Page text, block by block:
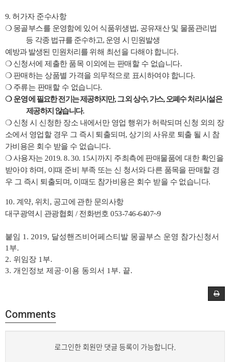
9.허가자 준수사항
❍ 몽골부스를 운영함에 있어 식품위생법, 공유재산 및 물품관리법
등 각종 법규를 준수하고, 운영 시 민원발생
예방과 발생된 민원처리를 위해 최선을 다해야 합니다.
❍ 신청서에 제출한 품목 이외에는 판매할 수 없습니다.
❍ 판매하는 상품별 가격을 의무적으로 표시하여야 합니다.
❍ 주류는 판매할 수 없습니다.
❍운영에 필요한 전기는 제공하지만,그 외 상수,가스, 오폐수 처리시설은
제공하지 않습니다.
❍ 신청 시 신청한 장소 내에서만 영업 행위가 허락되며 신청 외의 장
소에서 영업할 경우 그 즉시 퇴출되며,상기의 사유로 퇴출 될 시 참
가비용은 회수 받을 수 없습니다.
❍사용자는 2019. 8. 30. 15시까지 주최측에 판매물품에 대한 확인을
받아야 하며 , 이때 준비 부족 또는 신 청서와 다른 품목을 판매할 경
우 그 즉시 퇴출되며, 이때도 참가비용은 회수 받을 수 없습니다.
10. 계약, 위치 , 공고에 관한 문의사항
대구광역시 관광협회/ 전화번호053-746-6407~9
붙임 1. 2019, 달성핸즈비어페스티발 몽골부스 운영 참가신청서
1 부.
2. 위임장 1 부.
3. 개인정보 제공·이용 동의서 1 부. 끝.
Comments
로그인한 회원만 댓글 등록이 가능합니다.